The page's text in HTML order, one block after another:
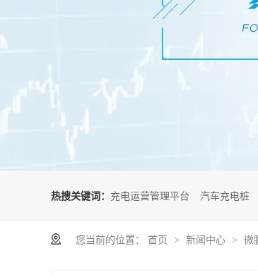
热搜关键词： 充电运营管理平台 汽车充电桩
您当前的位置： 首页 > 新闻中心 > 微